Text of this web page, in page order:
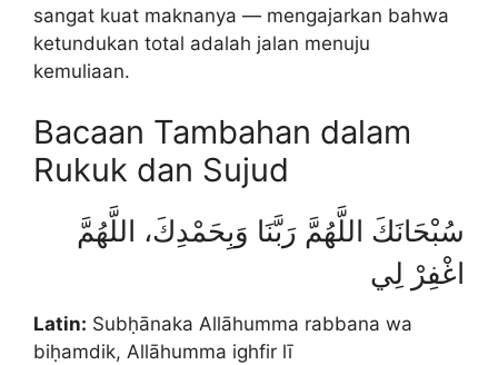
sangat kuat maknanya — mengajarkan bahwa
ketundukan total adalah jalan menuju
kemuliaan.
Bacaan Tambahan dalam
Rukuk dan Sujud
سُبْحَانَكَ اللَّهُمَّ رَبَّنَا وَبِحَمْدِكَ، اللَّهُمَّ
اغْفِرْ لِي
Latin: Subḥānaka Allāhumma rabbana wa
biḥamdik, Allāhumma ighfir lī